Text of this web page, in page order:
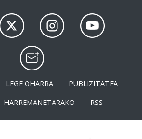
LEGE OHARRA
PUBLIZITATEA
HARREMANETARAKO RSS